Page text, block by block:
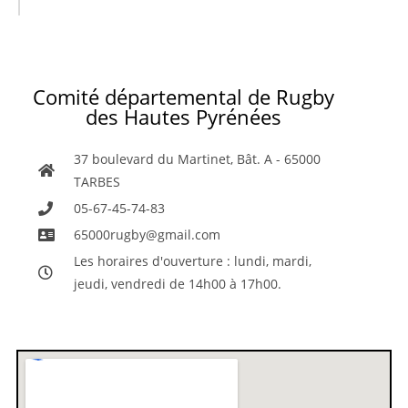
Comité départemental de Rugby
des Hautes Pyrénées
37 boulevard du Martinet, Bât. A - 65000
TARBES
05-67-45-74-83
65000rugby@gmail.com
Les horaires d'ouverture : lundi, mardi,
jeudi, vendredi de 14h00 à 17h00.